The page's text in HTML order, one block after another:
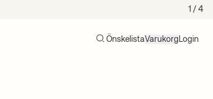
1 / 4
ÖnskelistaVarukorg Login